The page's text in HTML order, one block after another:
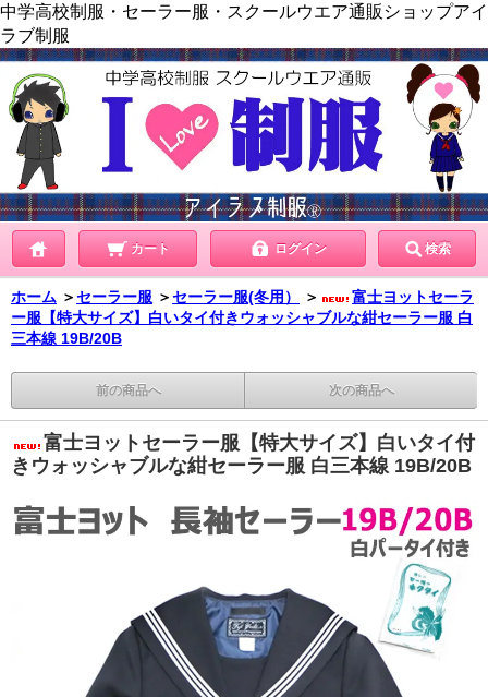
中学高校制服・セーラー服・スクールウエア通販ショップアイ
ラブ制服
カート ログイン 検索
ホーム ＞セーラー服 ＞セーラー服(冬用） ＞
富士ヨットセーラ
ー服【特大サイズ】白いタイ付きウォッシャブルな紺セーラー服 白
三本線 19B/20B
前の商品へ 次の商品へ
富士ヨットセーラー服【特大サイズ】白いタイ付
きウォッシャブルな紺セーラー服 白三本線 19B/20B